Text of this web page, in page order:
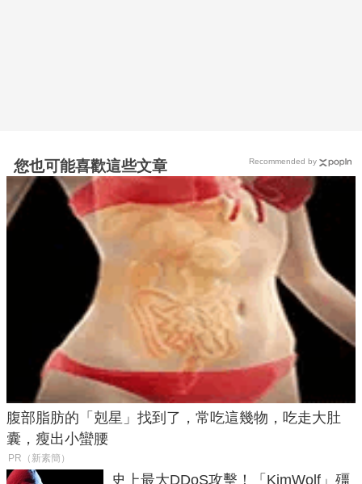
您也可能喜歡這些文章
腹部脂肪的「剋星」找到了，常吃這幾物，吃走大肚
囊，瘦出小蠻腰
PR（新素簡）
史上最大DDoS攻擊！「KimWolf」殭
Recommended by